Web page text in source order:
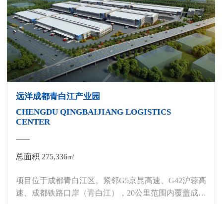
远洋成都青白江产业园
CHENGDU QINGBAIJIANG LOGISTICS
CENTER
总面积 275,336㎡
项目位于成都青白江区。紧邻G5京昆高速、G42沪蓉高
速、成都铁路口岸（青白江），20公里范围内覆盖成都